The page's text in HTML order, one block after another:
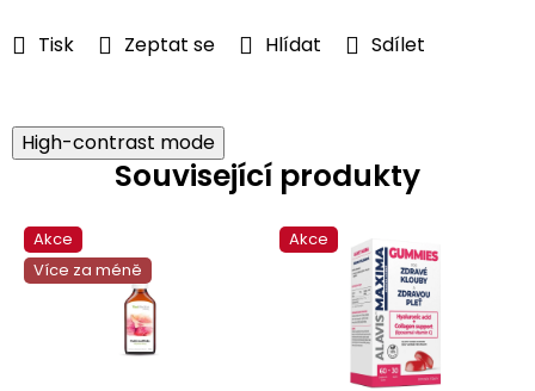
Tisk Zeptat se Hlídat Sdílet
High-contrast mode
Související produkty
Akce
Více za méně
Akce